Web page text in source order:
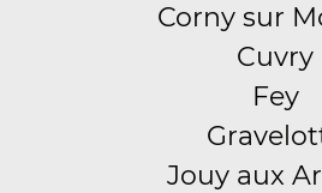
Corny sur
Cuvry
Fey
Jouy aux